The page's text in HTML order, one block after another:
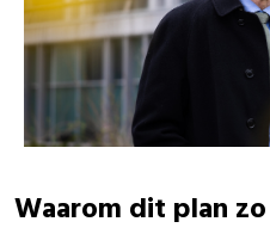
Waarom dit plan